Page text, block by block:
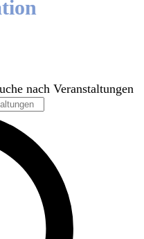
nach Veranstaltungen